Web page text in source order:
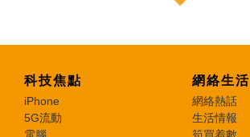
科技焦點
iPhone
5G流動
電腦
網絡生活
網絡熱話
生活情報
筍買着數